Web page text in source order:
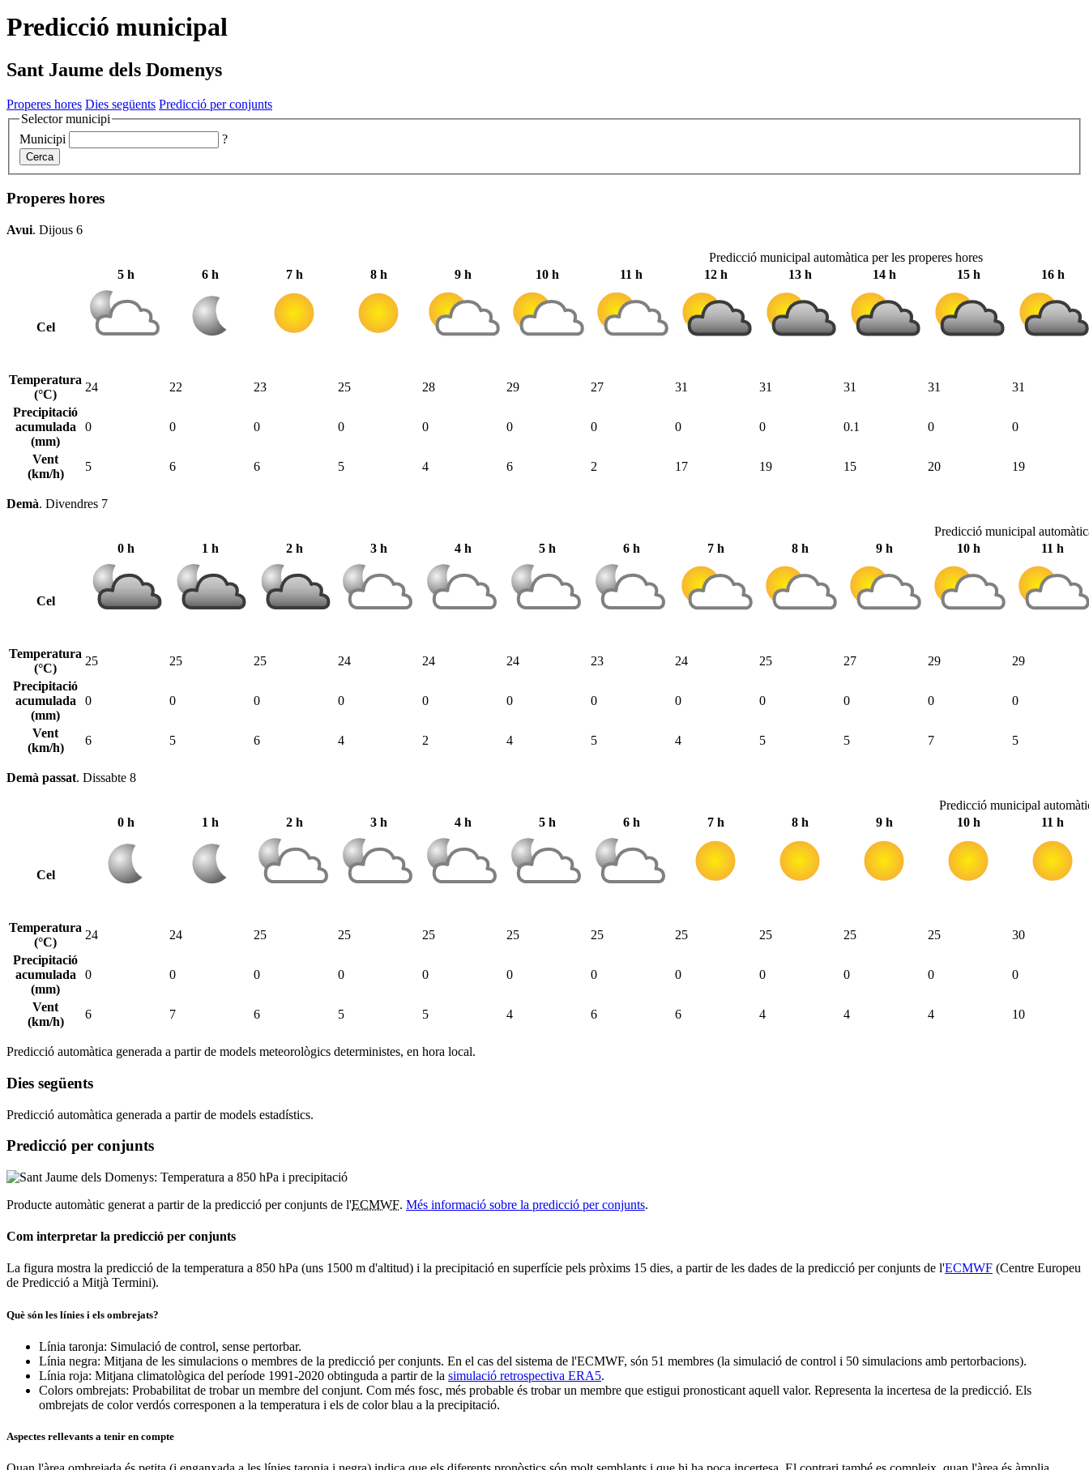
Predicció municipal
Sant Jaume dels Domenys
Properes hores Dies següents Predicció per conjunts
Selector municipi
Municipi
?
Cerca
Properes hores
Avui. Dijous 6
Predicció municipal automàtica per les properes hores
5 h
6 h 7 h 8 h 9 h 10 h 11 h 12 h 13 h 14 h 15 h 16 h
Cel
Temperatura
(°C)
24 22 23 25 28 29 27 31 31 31 31
31
Precipitació
acumulada
(mm)
0 0 0 0 0 0 0 0 0 0.1 0 0
Vent
(km/h)
5 6 6 5 4 6 2 17 19 15 20 19
Demà. Divendres 7
Predicció municipal
0 h
1 h 2 h 3 h 4 h 5 h 6 h 7 h 8 h 9 h 10 h 11 h
Cel
Temperatura
(°C)
25 25 25 24 24 24 23 24 25 27 29
29
Precipitació
acumulada
(mm)
0 0 0 0 0 0 0 0 0 0 0 0
Vent
(km/h)
6 5 6 4 2 4 5 4 5 5 7 5
Demà passat. Dissabte 8
Predicció municipal
0 h
1 h 2 h 3 h 4 h 5 h 6 h 7 h 8 h 9 h 10 h 11 h
Cel
Temperatura
(°C)
24 24 25 25 25 25 25 25 25 25 25
30
Precipitació
acumulada
(mm)
0 0 0 0 0 0 0 0 0 0 0 0
Vent
(km/h)
6 7 6 5 5 4 6 6 4 4 4 10
Predicció automàtica generada a partir de models meteorològics deterministes, en hora local.
Dies següents
Predicció automàtica generada a partir de models estadístics.
Predicció per conjunts
Producte automàtic generat a partir de la predicció per conjunts de l'ECMWF. Més informació sobre la predicció per conjunts.
Com interpretar la predicció per conjunts
La figura mostra la predicció de la temperatura a 850 hPa (uns 1500 m d'altitud) i la precipitació en superfície pels pròxims 15 dies, a partir de les dades de la predicció per conjunts de l'ECMWF (Centre Europeu
de Predicció a Mitjà Termini).
Què són les línies i els ombrejats?
Línia taronja: Simulació de control, sense pertorbar.
Línia negra: Mitjana de les simulacions o membres de la predicció per conjunts. En el cas del sistema de l'ECMWF, són 51 membres (la simulació de control i 50 simulacions amb pertorbacions).
Línia roja: Mitjana climatològica del període 1991-2020 obtinguda a partir de la simulació retrospectiva ERA5.
Colors ombrejats: Probabilitat de trobar un membre del conjunt. Com més fosc, més probable és trobar un membre que estigui pronosticant aquell valor. Representa la incertesa de la predicció. Els
ombrejats de color verdós corresponen a la temperatura i els de color blau a la precipitació.
Aspectes rellevants a tenir en compte